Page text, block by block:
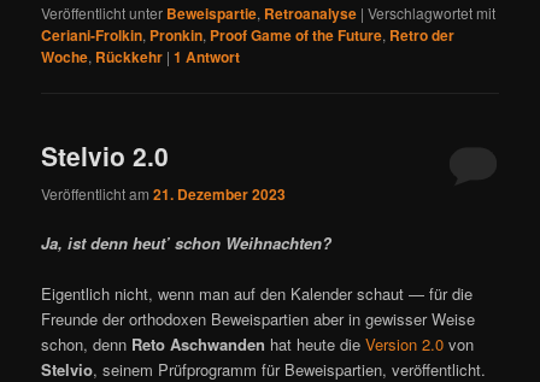
Veröffentlicht unter Beweispartie, Retroanalyse |Verschlagwortet mit
Ceriani-Frolkin, Pronkin, Proof Game of the Future, Retro der
Woche, Rückkehr |1 Antwort
Stelvio 2.0
Veröffentlicht am21. Dezember 2023
Ja, ist denn heut’ schon Weihnachten?
Eigentlich nicht, wenn man auf den Kalender schaut — für die
Freunde der orthodoxen Beweispartien aber in gewisser Weise
schon, denn Reto Aschwanden hat heute dieVersion 2.0 von
Stelvio, seinem Prüfprogramm für Beweispartien, veröffentlicht.